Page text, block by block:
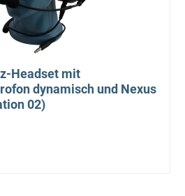
Headset mit
dynamisch und Nexus
02)